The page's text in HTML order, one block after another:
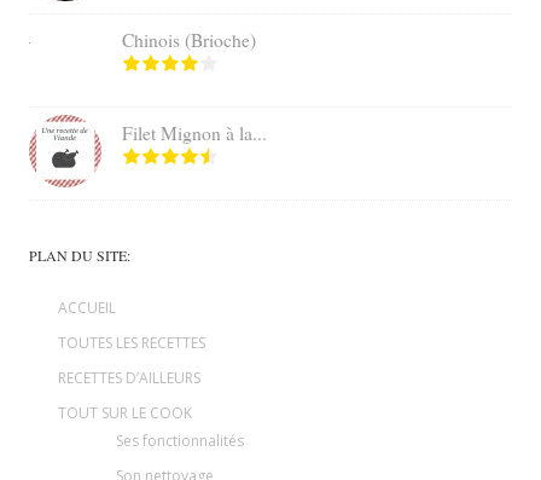
Chinois (Brioche)
Filet Mignon à la...
PLAN DU SITE:
ACCUEIL
TOUTES LES RECETTES
RECETTES D’AILLEURS
TOUT SUR LE COOK
Ses fonctionnalités
Son nettoyage